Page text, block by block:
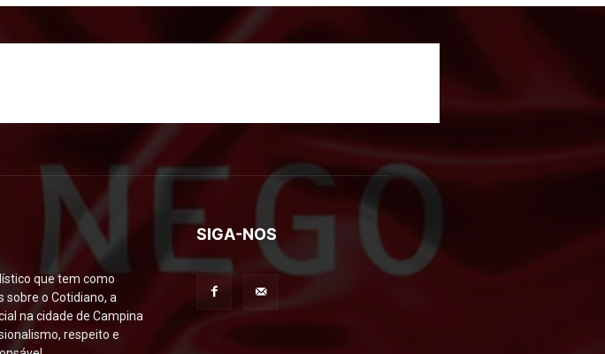
que tem como
o Cotidiano, a
na cidade de Campina
respeito e
SIGA-NOS